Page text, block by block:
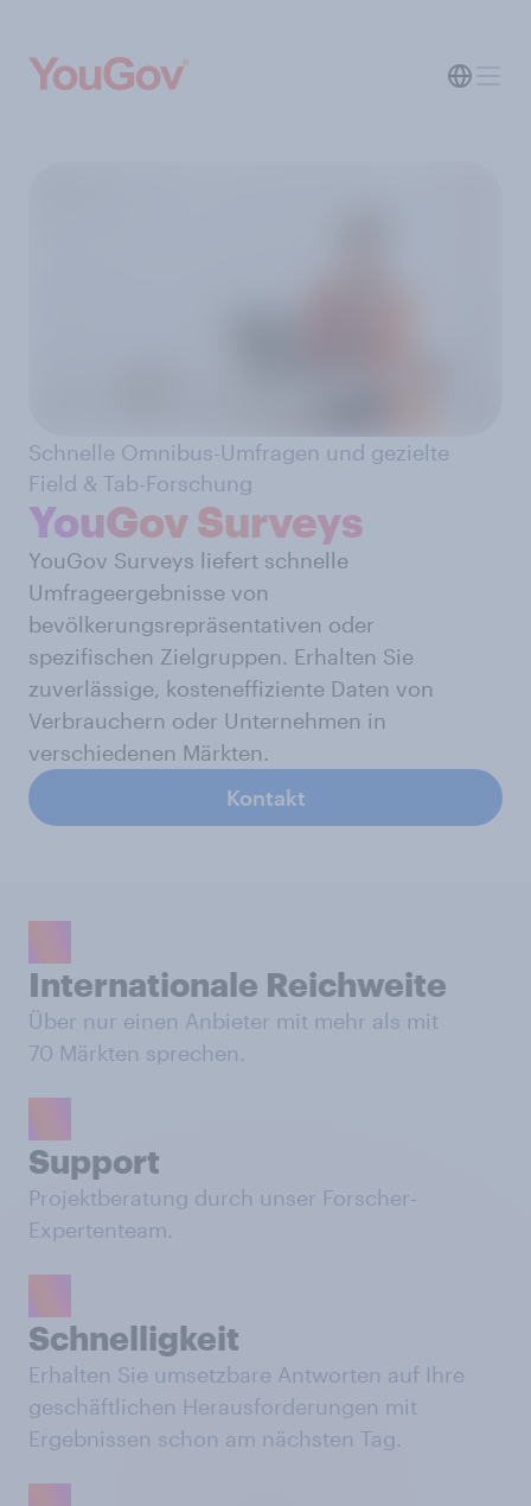
Schnelle Omnibus-Umfragen und gezielte
Field & Tab-Forschung
YouGov Surveys
YouGov Surveys liefert schnelle
Umfrageergebnisse von
bevölkerungsrepräsentativen oder
spezifischen Zielgruppen. Erhalten Sie
zuverlässige, kosteneffiziente Daten von
Verbrauchern oder Unternehmen in
verschiedenen Märkten.
Kontakt
Internationale Reichweite
Über nur einen Anbieter mit mehr als mit
70 Märkten sprechen.
Support
Projektberatung durch unser Forscher-
Expertenteam.
Schnelligkeit
Erhalten Sie umsetzbare Antworten auf Ihre
geschäftlichen Herausforderungen mit
Ergebnissen schon am nächsten Tag.